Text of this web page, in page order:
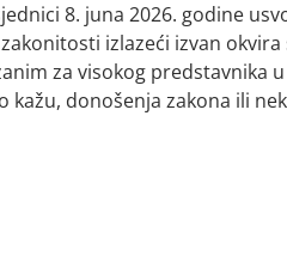
8. juna 2026. godine
izlazeći izvan
za visokog predstavnika
kažu, donošenja zakona ili